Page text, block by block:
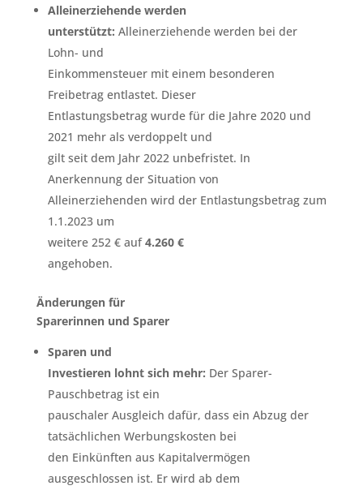
Alleinerziehende werden
unterstützt: Alleinerziehende werden bei der
Lohn- und
Einkommensteuer mit einem besonderen
Freibetrag entlastet. Dieser
Entlastungsbetrag wurde für die Jahre 2020 und
2021 mehr als verdoppelt und
gilt seit dem Jahr 2022 unbefristet. In
Anerkennung der Situation von
Alleinerziehenden wird der Entlastungsbetrag zum
1.1.2023 um
weitere 252 € auf4.260 €
angehoben.
Änderungen für
Sparerinnen und Sparer
Sparen und
Investieren lohnt sich mehr: Der Sparer-
Pauschbetrag ist ein
pauschaler Ausgleich dafür, dass ein Abzug der
tatsächlichen Werbungskosten bei
den Einkünften aus Kapitalvermögen
ausgeschlossen ist. Er wird ab dem